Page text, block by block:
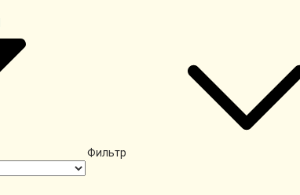
Фильтр